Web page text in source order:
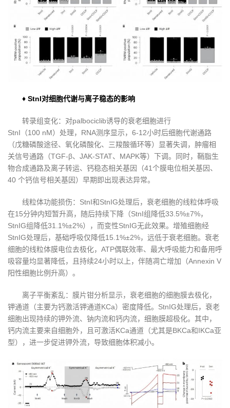
♦ StnI对细胞代谢与离子稳态的影响
转录组变化：对palbociclib诱导的衰老细胞进行
StnI（100 nM）处理，RNA测序显示，6-12小时后细胞代谢通路
（戊糖磷酸途径、氧化磷酸化、三羧酸循环等）显著失调，肿瘤相
关信号通路（TGF-β、JAK-STAT、MAPK等）下调。同时，鞘脂生
物合成通路及离子转运、钙稳态相关基因（41个膜电位相关基因、
40 个钙信号相关基因）早期即出现表达异常。
线粒体功能损伤：StnI和StnIG处理后，衰老细胞的线粒体呼吸
在15分钟内短暂升高，随后持续下降（StnI组降低33.5%±7%，
StnIG组降低31.1%±2%），而变性StnIG无此效果。增殖细胞经
StnIG处理后，基础呼吸仅降低15.1%±2%，远低于衰老细胞。衰老
细胞的线粒体膜电位去极化，ATP偶联效率、最大呼吸能力和备用呼
吸容量均显著降低，且持续24小时以上，伴随凋亡增加（Annexin V
阳性细胞比例升高）。
离子平衡紊乱：膜片钳分析显示，衰老细胞的细胞膜去极化，
钾通道（主要为钙激活钾通道KCa）密度降低。StnIG处理后，衰老
细胞出现持续的钾外流、钠内流和钙内流，细胞膜超极化。其中，
钙内流主要来自细胞外，且可激活KCa通道（尤其是BKCa和IKCa亚
型），进一步促进钾外流，导致细胞体积减小。